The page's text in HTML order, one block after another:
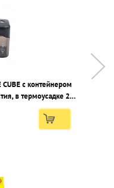
с контейнером
в термоусадке 2